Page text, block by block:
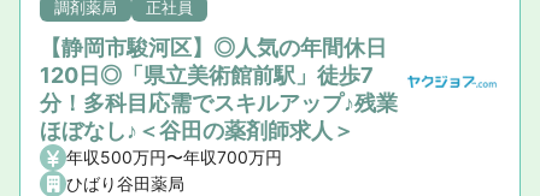
調剤薬局 正社員
【静岡市駿河区】◎人気の年間休日
120日◎「県立美術館前駅」徒歩7
分！多科目応需でスキルアップ♪残業
ほぼなし♪＜谷田の薬剤師求人＞
年収500万円〜年収700万円
ひばり谷田薬局